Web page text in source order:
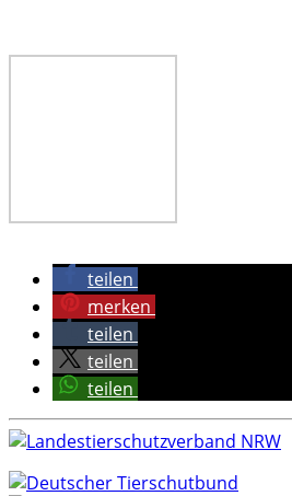
teilen
merken
teilen
teilen
teilen